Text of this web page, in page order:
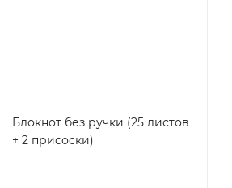
Блокнот без ручки (25 листов
+ 2 присоски)